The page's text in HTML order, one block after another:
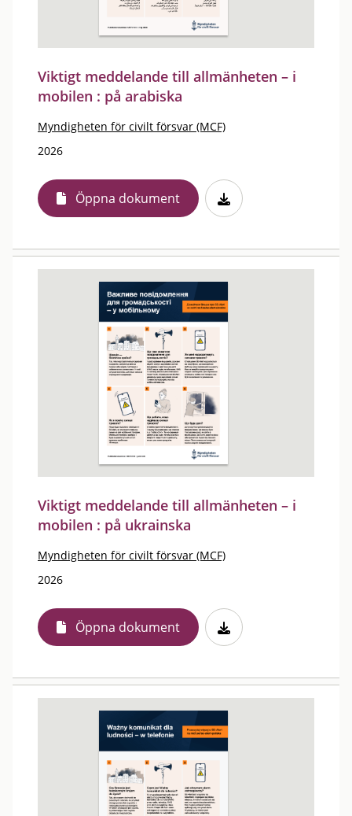
Viktigt meddelande till allmänheten – i
mobilen : på arabiska
Myndigheten för civilt försvar (MCF)
2026
Öppna dokument
Viktigt meddelande till allmänheten – i
mobilen : på ukrainska
Myndigheten för civilt försvar (MCF)
2026
Öppna dokument